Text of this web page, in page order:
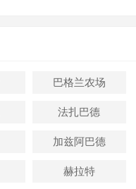
巴格兰农场
法扎巴德
加兹阿巴德
赫拉特